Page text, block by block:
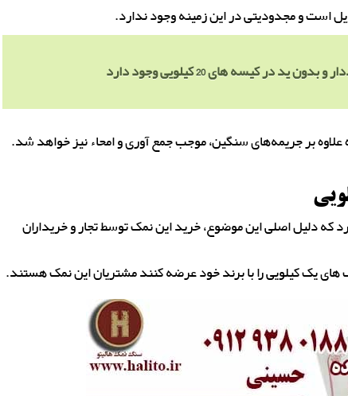
است و مجدودیتی در این زمینه وجود ندارد.
در کیسه های 20 کیلویی وجود دارد
بر جریمه‌های سنگین، موجب جمع آوری و امحاء نیز خواهد شد.
بالایی را دارد که دلیل اصلی این موضوع، خرید این نمک توسط تجار و خریداران
های یک کیلویی را با برند خود عرضه کنند مشتریان این نمک هستند.